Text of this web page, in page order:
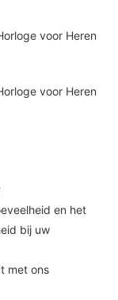
en het
bij uw
met ons